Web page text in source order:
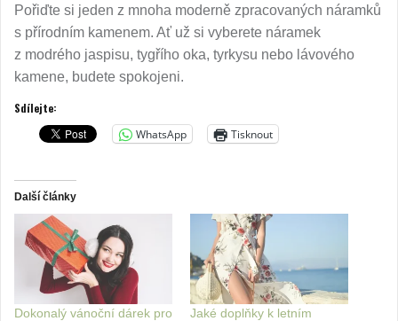
Pořiďte si jeden z mnoha moderně zpracovaných náramků
s přírodním kamenem. Ať už si vyberete náramek
z modrého jaspisu, tygřího oka, tyrkysu nebo lávového
kamene, budete spokojeni.
Sdílejte:
WhatsApp
Tisknout
Další články
Dokonalý vánoční dárek pro
Jaké doplňky k letním